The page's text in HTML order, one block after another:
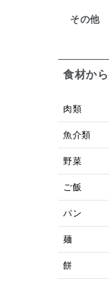
その他
食材か
肉類
魚介類
野菜
ご飯
パン
麺
餅